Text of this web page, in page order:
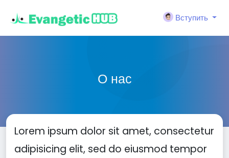
Вступить
О нас
Lorem ipsum dolor sit amet, consectetur
adipisicing elit, sed do eiusmod tempor